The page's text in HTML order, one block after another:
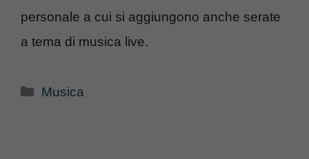
personale a cui si aggiungono anche serate
a tema di musica live.
Categorie
Musica